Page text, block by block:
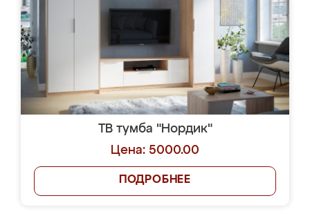
ТВ тумба "Нордик"
Цена: 5000.00
ПОДРОБНЕЕ